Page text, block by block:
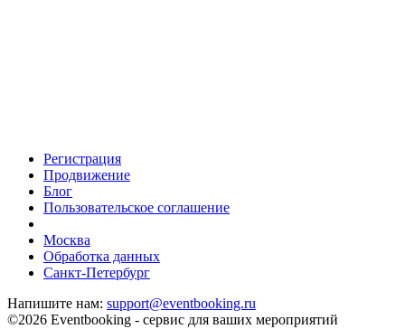
Регистрация
Продвижение
Блог
Пользовательское соглашение
Москва
Обработка данных
Санкт-Петербург
Напишите нам: support@eventbooking.ru
©2026 Eventbooking - сервис для ваших мероприятий